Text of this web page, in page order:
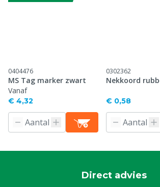
0404476
MS Tag marker zwart
Vanaf
€ 4,32
0302362
Nekkoord
€ 0,58
Direct advies